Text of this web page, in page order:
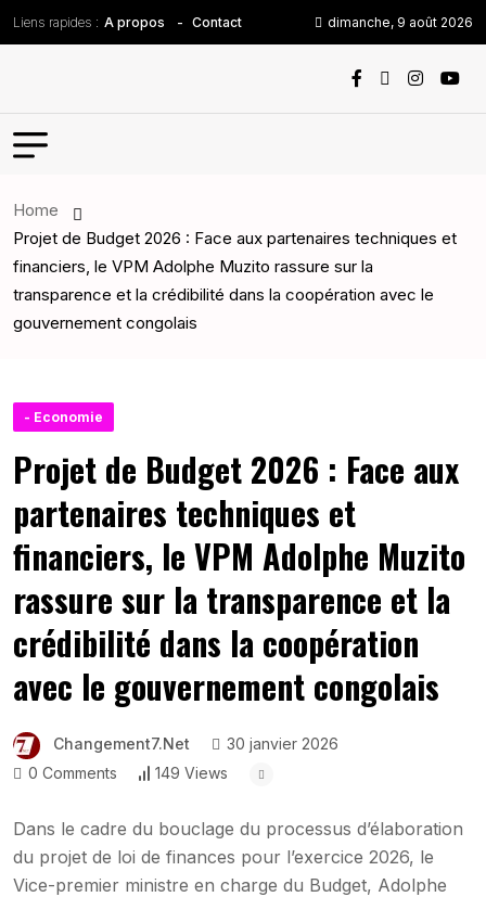
Liens rapides : A propos Contact dimanche, 9 août 2026
Home
Projet de Budget 2026 : Face aux partenaires techniques et
financiers, le VPM Adolphe Muzito rassure sur la
transparence et la crédibilité dans la coopération avec le
gouvernement congolais
- Economie
Projet de Budget 2026 : Face aux
partenaires techniques et
financiers, le VPM Adolphe Muzito
rassure sur la transparence et la
crédibilité dans la coopération
avec le gouvernement congolais
Changement7.net
30 janvier 2026
0 Comments
149 Views
Dans le cadre du bouclage du processus d’élaboration
du projet de loi de finances pour l’exercice 2026, le
Vice-premier ministre en charge du Budget, Adolphe